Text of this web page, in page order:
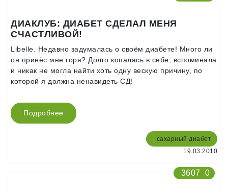
ДИАКЛУБ: ДИАБЕТ СДЕЛАЛ МЕНЯ
СЧАСТЛИВОЙ!
Libelle. Недавно задумалась о своём диабете! Много ли
он принёс мне горя? Долго копалась в себе, вспоминала
и никак не могла найти хоть одну вескую причину, по
которой я должна ненавидеть СД!
Подробнее
сахарный диабет
19.03.2010
3607 0